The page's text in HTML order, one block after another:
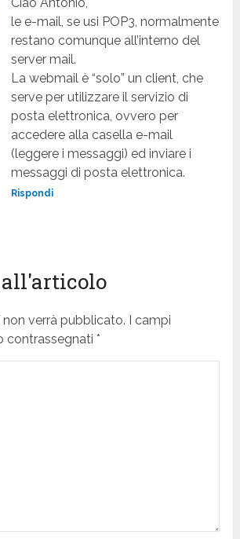
le e-mail, se usi POP3, normalmente
restano comunque all’interno del
server mail.
La webmail è “solo” un client, che
serve per utilizzare il servizio di
posta elettronica, ovvero per
accedere alla casella e-mail
(leggere i messaggi) ed inviare i
messaggi di posta elettronica.
Rispondi
non verrà pubblicato. I campi
contrassegnati *